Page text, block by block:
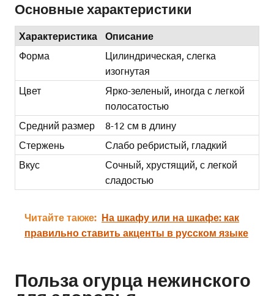
Основные характеристики
Характеристика Описание
Форма
Цилиндрическая, слегка
изогнутая
Цвет
Ярко-зеленый, иногда с легкой
полосатостью
Средний размер
8-12 см в длину
Стержень
Слабо ребристый, гладкий
Вкус
Сочный, хрустящий, с легкой
сладостью
Читайте также: На шкафу или на шкафе: как
правильно ставить акценты в русском языке
Польза огурца нежинского